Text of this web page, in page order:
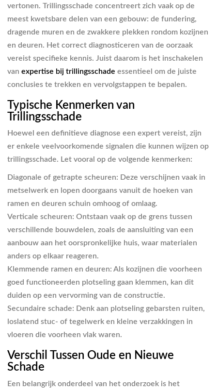
vertonen. Trillingsschade concentreert zich vaak op de
meest kwetsbare delen van een gebouw: de fundering,
dragende muren en de zwakkere plekken rondom kozijnen
en deuren. Het correct diagnosticeren van de oorzaak
vereist specifieke kennis. Juist daarom is het inschakelen
van expertise bij trillingsschade essentieel om de juiste
conclusies te trekken en vervolgstappen te bepalen.
Typische Kenmerken van
Trillingsschade
Hoewel een definitieve diagnose een expert vereist, zijn
er enkele veelvoorkomende signalen die kunnen wijzen op
trillingsschade. Let vooral op de volgende kenmerken:
Diagonale of getrapte scheuren: Deze verschijnen vaak in
metselwerk en lopen doorgaans vanuit de hoeken van
ramen en deuren schuin omhoog of omlaag.
Verticale scheuren: Ontstaan vaak op de grens tussen
verschillende bouwdelen, zoals de aansluiting van een
aanbouw aan het oorspronkelijke huis, waar materialen
anders op elkaar reageren.
Klemmende ramen en deuren: Als kozijnen die voorheen
goed functioneerden plotseling gaan klemmen, kan dit
duiden op een vervorming van de constructie.
Secundaire schade: Denk aan plotseling gebarsten ruiten,
loslatend stuc- of tegelwerk en kleine verzakkingen in
vloeren die voorheen vlak waren.
Verschil Tussen Oude en Nieuwe
Schade
Een belangrijk onderdeel van het onderzoek is het